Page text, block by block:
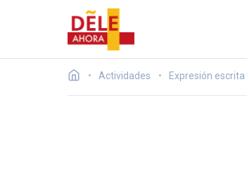
Actividades Expresión escrita